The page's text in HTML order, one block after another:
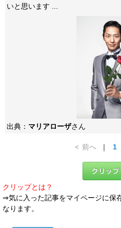
いと思います ...
出典： マリアローザさん
< 前へ ｜ 1
クリップとは？
⇒気に入った記事をマイページに保
なります。